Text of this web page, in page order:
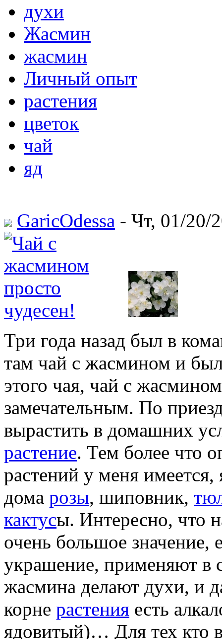
духи
Жасмин
жасмин
Личный опыт
растения
цветок
чай
яд
GaricOdessa - Чт, 01/20/
Три года назад был в
там чай с жасмином и
этого чая, чай с
замечательным. По
вырастить в домашних
растение. Тем более что
растений у меня
дома розы, шиповник,
кактусы. Интересно, что
очень большое значение,
украшение, применяют в
жасмина делают духи, и
корне растения есть
ядовитый)… Для тех кто